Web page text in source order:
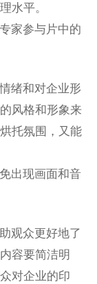
水平。
家参与片中的
绪和对企业形
风格和形象来
托氛围，又能
出现画面和音
观众更好地了
容要简洁明
对企业的印